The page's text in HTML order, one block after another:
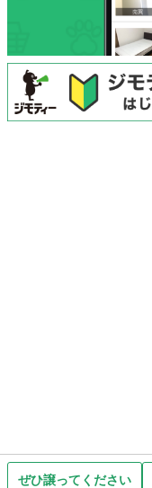
ぜひ譲ってください